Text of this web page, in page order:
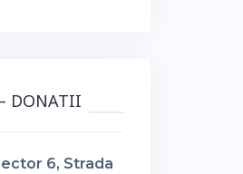
DONATII
6, Strada